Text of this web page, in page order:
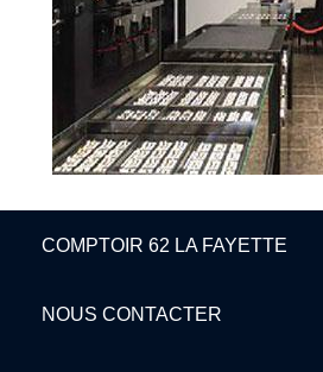
COMPTOIR 62 LA FAYETTE
NOUS CONTACTER